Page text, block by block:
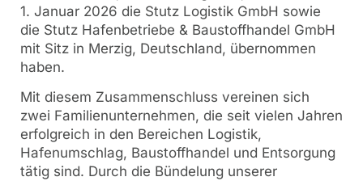
1. Januar 2026 die Stutz Logistik GmbH sowie
die Stutz Hafenbetriebe & Baustoffhandel GmbH
mit Sitz in Merzig, Deutschland, übernommen
haben.
Mit diesem Zusammenschluss vereinen sich
zwei Familienunternehmen, die seit vielen Jahren
erfolgreich in den Bereichen Logistik,
Hafenumschlag, Baustoffhandel und Entsorgung
tätig sind. Durch die Bündelung unserer